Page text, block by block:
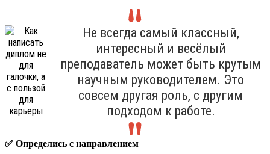
Не всегда самый классный,
интересный и весёлый
преподаватель может быть крутым
научным руководителем. Это
совсем другая роль, с другим
подходом к работе.
✅ Определись с направлением